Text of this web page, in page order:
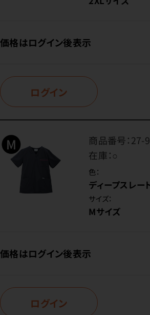
価格はログイン後表示
ログイン
商品番号：27-
在庫：○
色：
ディープスレー
サイズ：
Mサイズ
価格はログイン後表示
ログイン